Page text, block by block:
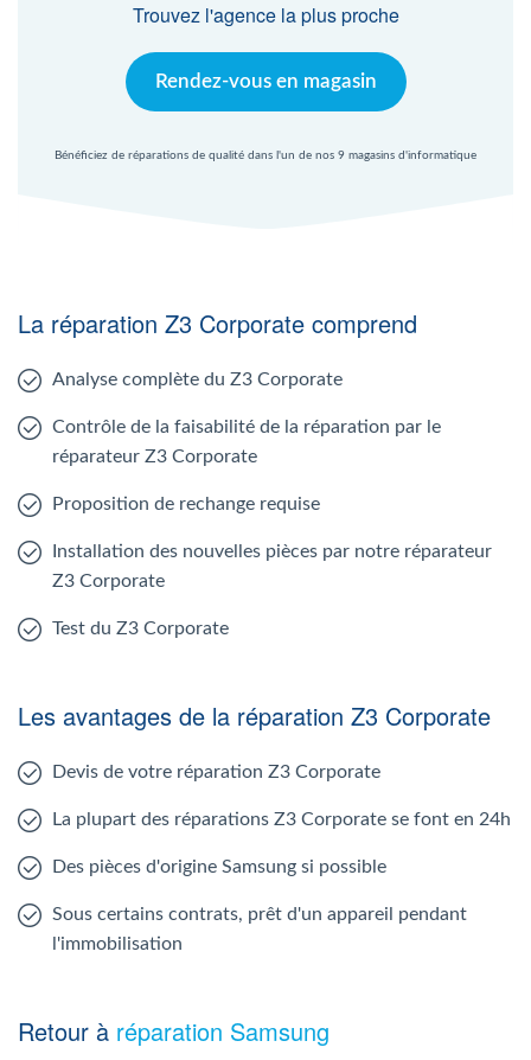
Trouvez l'agence la plus proche
Rendez-vous en magasin
Bénéficiez de réparations de qualité dans l'un de nos 9 magasins d'informatique
La réparation Z3 Corporate comprend
Analyse complète du Z3 Corporate
Contrôle de la faisabilité de la réparation par le
réparateur Z3 Corporate
Proposition de rechange requise
Installation des nouvelles pièces par notre réparateur
Z3 Corporate
Test du Z3 Corporate
Les avantages de la réparation Z3 Corporate
Devis de votre réparation Z3 Corporate
La plupart des réparations Z3 Corporate se font en 24h
Des pièces d'origine Samsung si possible
Sous certains contrats, prêt d'un appareil pendant
l'immobilisation
Retour à réparation Samsung